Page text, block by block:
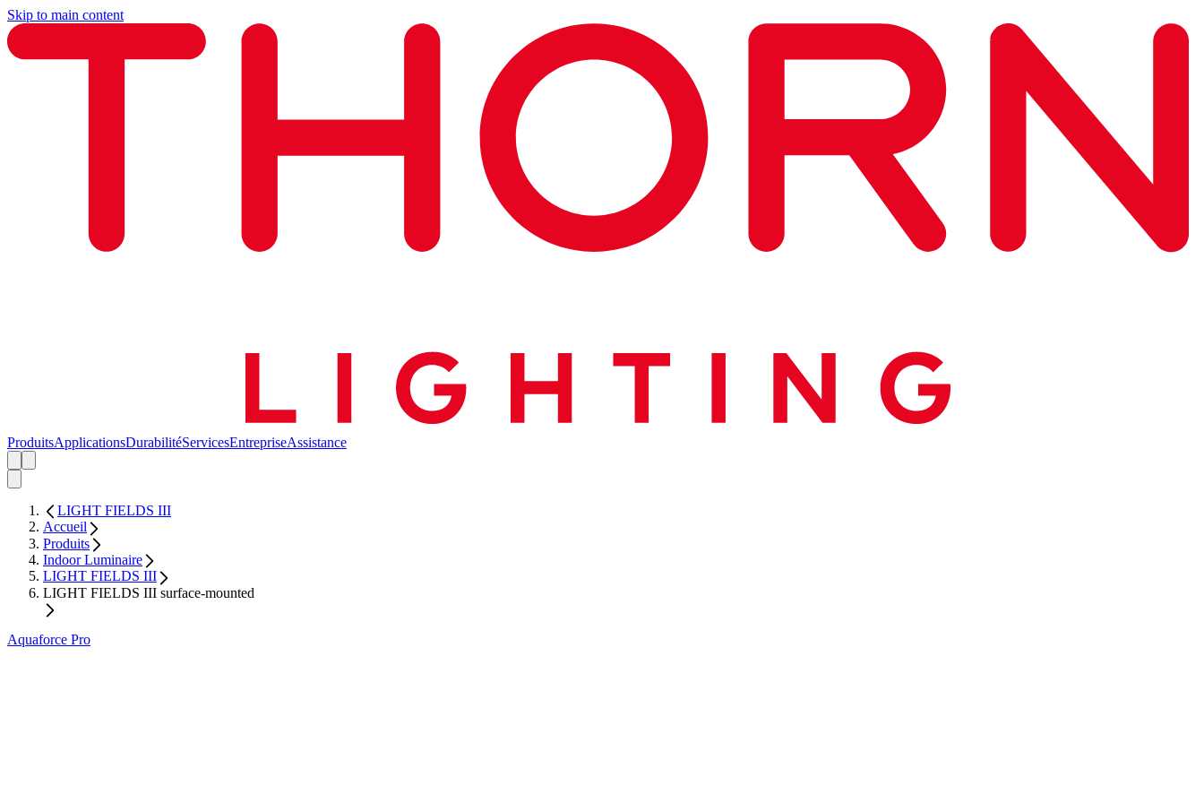
Skip to main content
ProduitsApplicationsDurabilitéServicesEntrepriseAssistance
LIGHT FIELDS III
Accueil
Produits
Indoor Luminaire
LIGHT FIELDS III
LIGHT FIELDS III surface-mounted
Aquaforce Pro